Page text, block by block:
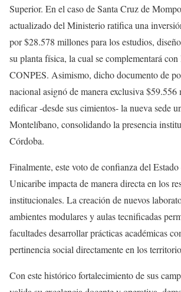
Superior. En el caso de Santa Cruz de
actualizado del Ministerio ratifica una
por $28.578 millones para los estudios,
su planta física, la cual se complementará
CONPES. Asimismo, dicho documento de
nacional asignó de manera exclusiva $59.556
edificar -desde sus cimientos- la nueva sede
Montelíbano, consolidando la presencia
Córdoba.
Finalmente, este voto de confianza del
Unicaribe impacta de manera directa en los
institucionales. La creación de nuevos
ambientes modulares y aulas tecnificadas
facultades desarrollar prácticas académicas
pertinencia social directamente en los
Con este histórico fortalecimiento de sus